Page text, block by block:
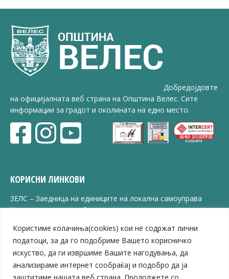
Користиме колачиња(cookies) кои не содржат лични
податоци, за да го подобриме Вашето корисничко
искуство, да ги извршиме Вашите нагодувања, да
анализираме интернет сообраќај и подобро да ја
заштитиме нашата веб страна. Продолжете со
Добредојдовте
на официјалната веб страна на Општина Велес. Сите
информации за градот и околината на едно место.
КОРИСНИ ЛИНКОВИ
ЗЕЛС – Заедница на единиците на локална самоуправа
Центар за развој на Вардарски плански регион
ЈПССО „Парк – спорт и паркинзи“
ЛБ „Гоце Делчев“
ЛУ „Народен Музеј“
Влада на Република Северна Македонија